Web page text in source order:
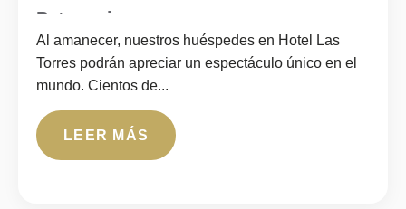
Patagonia
Al amanecer, nuestros huéspedes en Hotel Las
Torres podrán apreciar un espectáculo único en el
mundo. Cientos de...
LEER MÁS